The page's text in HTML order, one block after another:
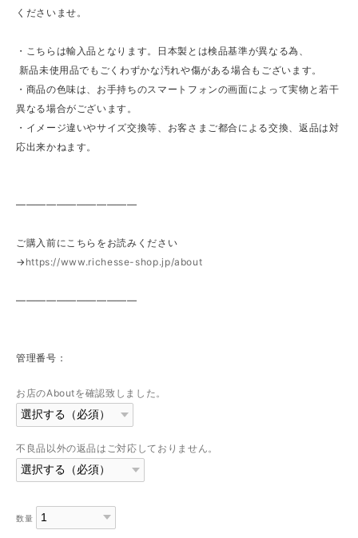
くださいませ。
・こちらは輸入品となります。日本製とは検品基準が異なる為、
新品未使用品でもごくわずかな汚れや傷がある場合もございます。
・商品の色味は、お手持ちのスマートフォンの画面によって実物と若干
異なる場合がございます。
・イメージ違いやサイズ交換等、お客さまご都合による交換、返品は対
応出来かねます。
————————————
ご購入前にこちらをお読みください
→ https://www.richesse-shop.jp/about
————————————
管理番号：
お店のAboutを確認致しました。
不良品以外の返品はご対応しておりません。
数量